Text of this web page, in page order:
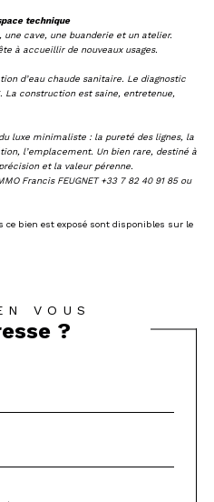
technique
une cave, une buanderie et un atelier.
à accueillir de nouveaux usages.
d’eau chaude sanitaire. Le diagnostic
La construction est saine, entretenue,
luxe minimaliste : la pureté des lignes, la
l’emplacement. Un bien rare, destiné à
et la valeur pérenne.
Francis FEUGNET +33 7 82 40 91 85 ou
ce bien est exposé sont disponibles sur le
VOUS
?